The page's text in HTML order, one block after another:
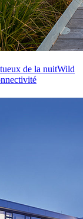
de la nuitWild